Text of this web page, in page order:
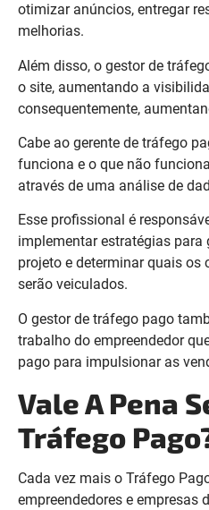
otimizar anúncios, entregar
melhorias.
Além disso, o gestor de
o site, aumentando a
consequentemente,
Cabe ao gerente de tráfego
funciona e o que não
através de uma análise de
Esse profissional é
implementar estratégias para
projeto e determinar quais os
serão veiculados.
O gestor de tráfego pago
trabalho do empreendedor
pago para impulsionar as
Vale A Pena
Tráfego
Cada vez mais o Tráfego
empreendedores e empresas